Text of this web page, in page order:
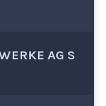
AG S